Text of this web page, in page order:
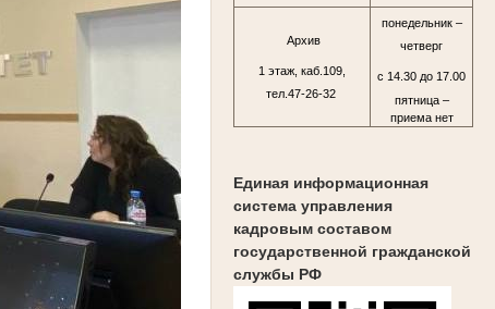
Архив
1 этаж, каб.109,
тел.47-26-32
понедельник –
четверг
с 14.30 до 17.00
пятница –
приема нет
Единая информационная
система управления
кадровым составом
государственной гражданской
службы РФ